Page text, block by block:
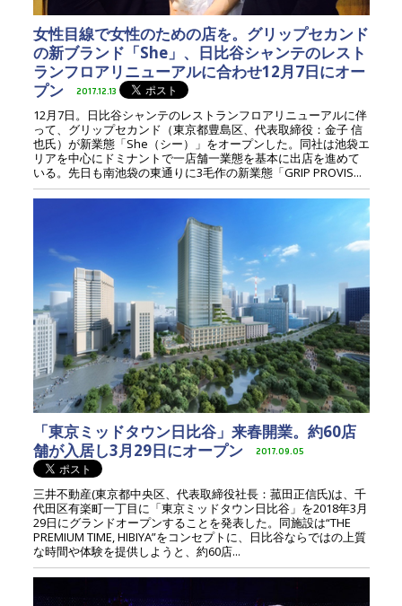
女性目線で女性のための店を。グリップセカンド
の新ブランド「She」、日比谷シャンテのレスト
ランフロアリニューアルに合わせ12月7日にオー
プン
2017.12.13
12月7日。日比谷シャンテのレストランフロアリニューアルに伴
って、グリップセカンド（東京都豊島区、代表取締役：金子 信
也氏）が新業態「She（シー）」をオープンした。同社は池袋エ
リアを中心にドミナントで一店舗一業態を基本に出店を進めて
いる。先日も南池袋の東通りに3毛作の新業態「GRIP PROVIS...
「東京ミッドタウン日比谷」来春開業。約60店
舗が入居し3月29日にオープン
2017.09.05
三井不動産(東京都中央区、代表取締役社長：菰田正信氏)は、千
代田区有楽町一丁目に「東京ミッドタウン日比谷」を2018年3月
29日にグランドオープンすることを発表した。同施設は“THE
PREMIUM TIME, HIBIYA”をコンセプトに、日比谷ならではの上質
な時間や体験を提供しようと、約60店...